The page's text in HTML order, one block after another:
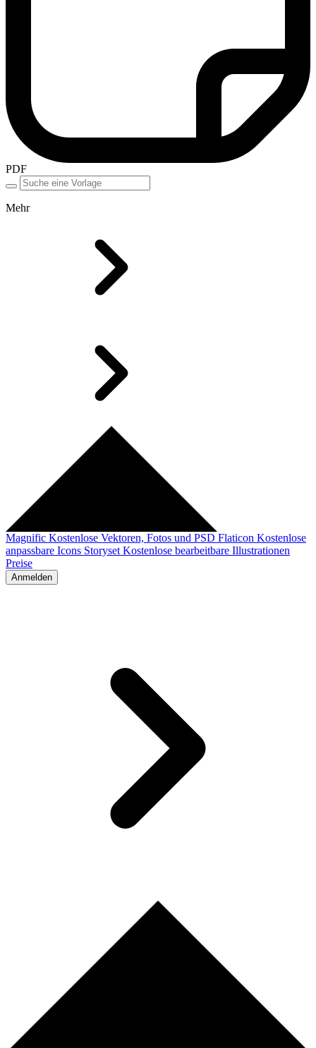
PDF
Mehr
Magnific Kostenlose Vektoren, Fotos und PSD Flaticon Kostenlose
anpassbare Icons Storyset Kostenlose bearbeitbare Illustrationen
Preise
Anmelden